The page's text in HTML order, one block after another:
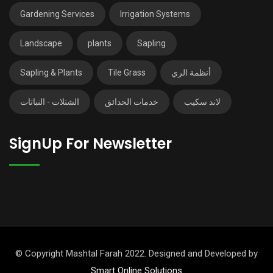
Gardening Services Irrigation Systems
Landscape plants Sapling
Sapling & Plants Tile Grass أنظمة الري
الشتلات - النباتات خدمات الحدائق لاند سكيب
SignUp For Newsletter
© Copyright Mashtal Farah 2022. Designed and Developed by
Smart Online Solutions